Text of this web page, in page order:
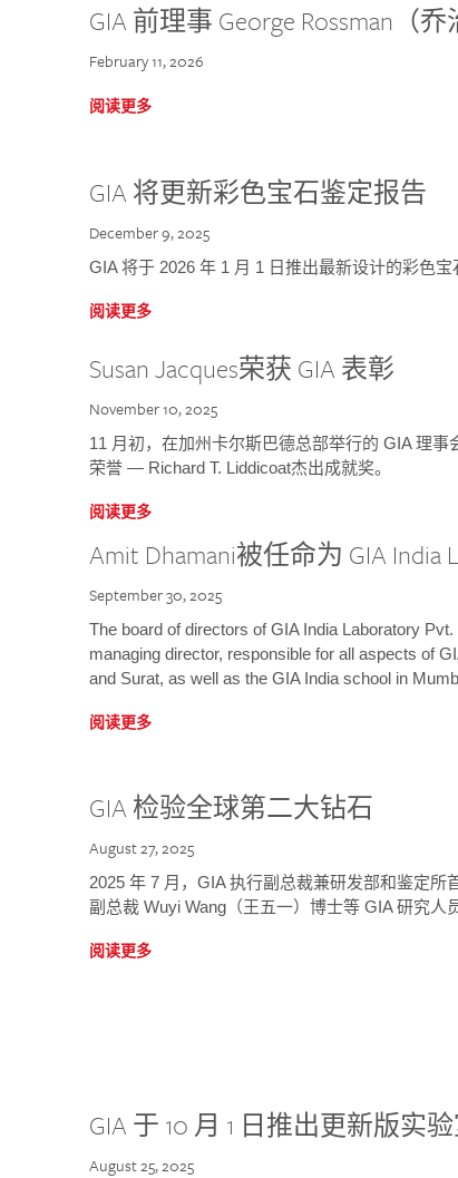
GIA 前理事 George Rossman（
February 11, 2026
阅读更多
GIA 将更新彩色宝石鉴定报告
December 9, 2025
GIA 将于 2026 年 1 月 1 日推出最新设计的彩色宝
阅读更多
Susan Jacques荣获 GIA 表彰
November 10, 2025
11 月初，在加州卡尔斯巴德总部举行的 GIA 理
荣誉 — Richard T. Liddicoat杰出成就奖。
阅读更多
Amit Dhamani被任命为 GIA India
September 30, 2025
The board of directors of GIA India Laboratory
managing director, responsible for all aspects of
and Surat, as well as the GIA India school in
阅读更多
GIA 检验全球第二大钻石
August 27, 2025
2025 年 7 月，GIA 执行副总裁兼研发部和鉴定所
副总裁 Wuyi Wang（王五一）博士等 GIA 研究
阅读更多
GIA 于 10 月 1 日推出更新版实
August 25, 2025